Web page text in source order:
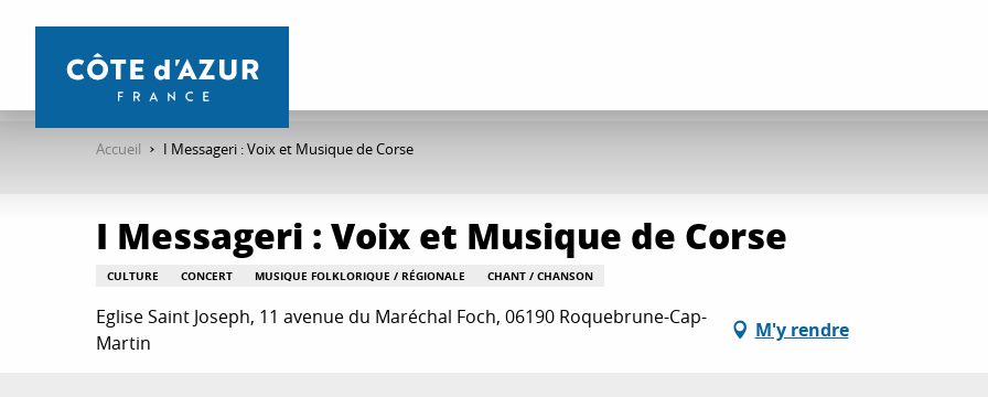
contenu
Accueil I Messageri : Voix et Musique de Corse
I Messageri : Voix et Musique de Corse
CULTURE CONCERT MUSIQUE FOLKLORIQUE / RÉGIONALE CHANT / CHANSON
Eglise Saint Joseph, 11 avenue du Maréchal Foch, 06190 Roquebrune-Cap-
Martin
M'y rendre